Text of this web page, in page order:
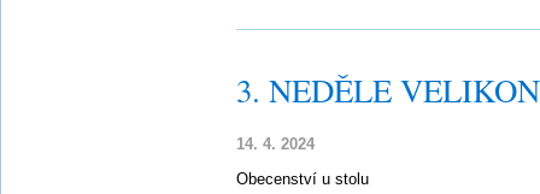
3. NEDĚLE
14. 4. 2024
Obecenství u stolu